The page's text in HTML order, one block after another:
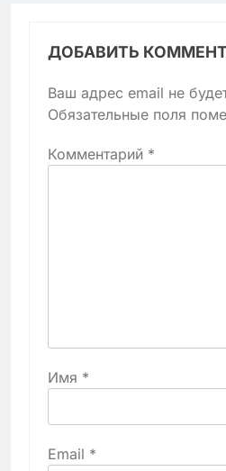
ДОБАВИТЬ
Ваш адрес email не
Обязательные поля
Комментарий *
Имя *
Email *